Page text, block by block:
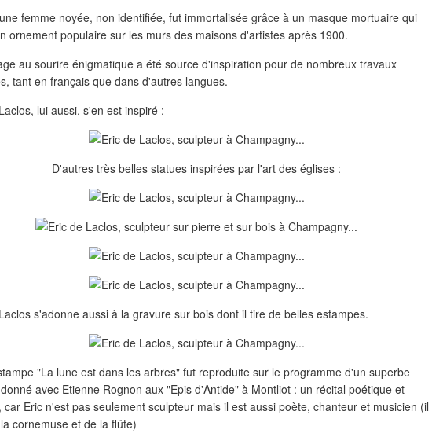
femme noyée, non identifiée, fut immortalisée grâce à un masque mortuaire qui
ornement populaire sur les murs des maisons d'artistes après 1900.
au sourire énigmatique a été source d'inspiration pour de nombreux travaux
tant en français que dans d'autres langues.
lui aussi, s'en est inspiré :
D'autres très belles statues inspirées par l'art des églises :
s'adonne aussi à la gravure sur bois dont il tire de belles estampes.
"La lune est dans les arbres" fut reproduite sur le programme d'un superbe
avec Etienne Rognon aux "Epis d'Antide" à Montliot : un récital poétique et
car Eric n'est pas seulement sculpteur mais il est aussi poète, chanteur et musicien (il
cornemuse et de la flûte)